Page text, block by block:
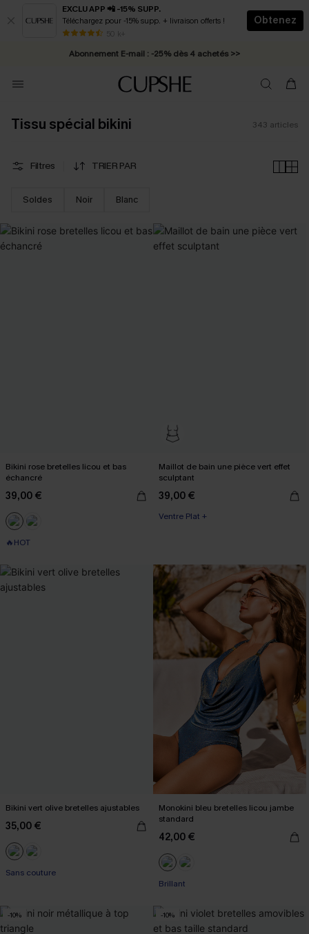
EXCLU APP 📲 -15% SUPP.
Téléchargez pour -15% supp. + livraison offerts !
50 k+
Obtenez
* Livraison éclair 2-3 jours ouvrés >>
Abonnement E-mail : -25% dès 4 achetés >>
Tissu spécial bikini 343 articles
Filtres TRIER PAR
Soldes Noir Blanc
Bikini rose bretelles licou et bas
échancré
39,00 €
🔥HOT
Maillot de bain une pièce vert effet
sculptant
39,00 €
Ventre Plat +
Bikini vert olive bretelles ajustables
35,00 €
Sans couture
Monokini bleu bretelles licou jambe
standard
42,00 €
Brillant
-10% -10%